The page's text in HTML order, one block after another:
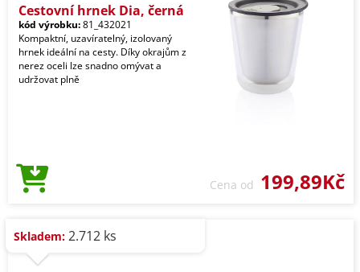
Cestovní hrnek Dia, černá
kód výrobku:81_432021
Kompaktní, uzavíratelný, izolovaný
hrnek ideální na cesty. Díky okrajům z
nerez oceli lze snadno omývat a
udržovat plně
Cena od 199,89Kč
Skladem: 2.712 ks